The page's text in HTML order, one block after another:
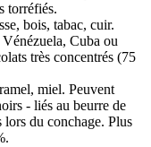
torréfiés.
bois, tabac, cuir.
Cuba ou
très concentrés (75
miel. Peuvent
- liés au beurre de
lors du conchage. Plus